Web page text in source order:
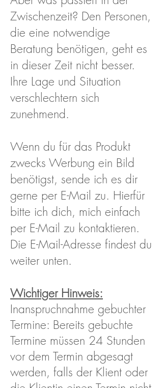
Zwischenzeit? Den Personen,
die eine notwendige
Beratung benötigen, geht es
in dieser Zeit nicht besser.
Ihre Lage und Situation
verschlechtern sich
zunehmend.
Wenn du für das Produkt
zwecks Werbung ein Bild
benötigst, sende ich es dir
gerne per E-Mail zu. Hierfür
bitte ich dich, mich einfach
per E-Mail zu kontaktieren.
Die E-Mail-Adresse findest du
weiter unten.
Wichtiger Hinweis:
Inanspruchnahme gebuchter
Termine: Bereits gebuchte
Termine müssen 24 Stunden
vor dem Termin abgesagt
werden, falls der Klient oder